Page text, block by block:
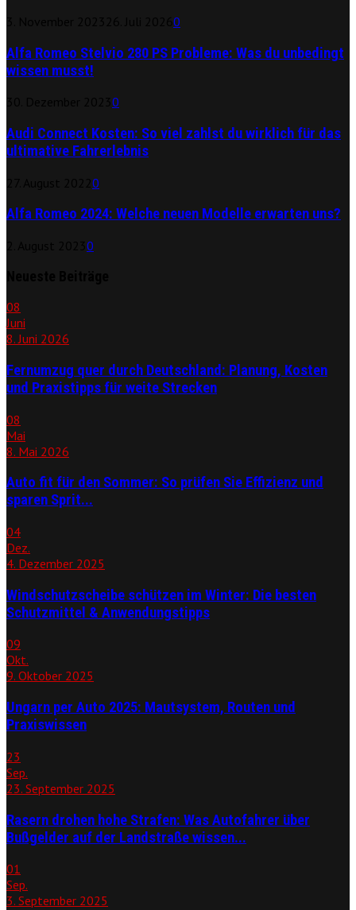
0
Alfa Romeo Stelvio 280 PS Probleme: Was du unbedingt
wissen musst!
0
Audi Connect Kosten: So viel zahlst du wirklich für das
ultimative Fahrerlebnis
0
Alfa Romeo 2024: Welche neuen Modelle erwarten uns?
0
08
Juni
8. Juni 2026
Fernumzug quer durch Deutschland: Planung, Kosten
und Praxistipps für weite Strecken
08
Mai
8. Mai 2026
Auto fit für den Sommer: So prüfen Sie Effizienz und
sparen Sprit...
04
Dez.
4. Dezember 2025
Windschutzscheibe schützen im Winter: Die besten
Schutzmittel & Anwendungstipps
09
Okt.
9. Oktober 2025
Ungarn per Auto 2025: Mautsystem, Routen und
Praxiswissen
23
Sep.
23. September 2025
Rasern drohen hohe Strafen: Was Autofahrer über
Bußgelder auf der Landstraße wissen...
01
Sep.
3. September 2025